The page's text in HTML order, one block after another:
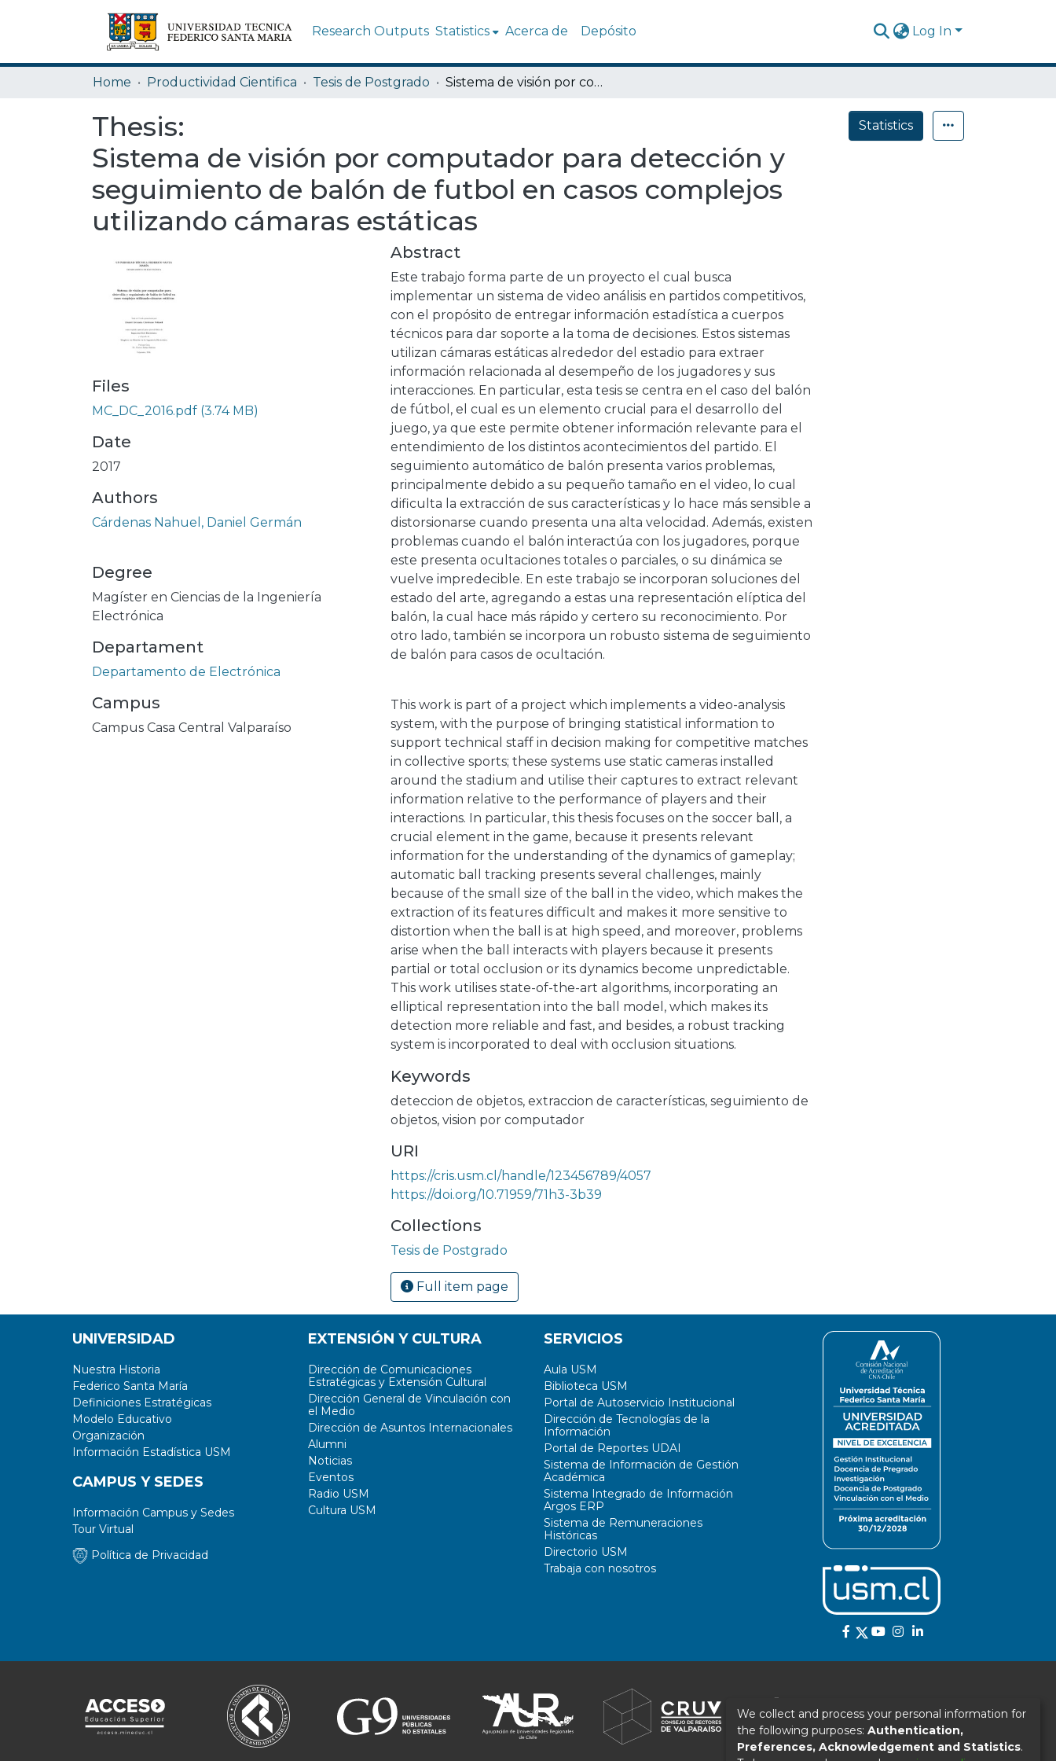
Research Outputs Statistics Acerca de Depósito Log In
Home Productividad Cientifica Tesis de Postgrado Sistema de visión por computador para detección y seguimiento de balón de futbol en casos complejos utilizando cámaras estáticas
Thesis:
Sistema de visión por computador para detección y
seguimiento de balón de futbol en casos complejos
utilizando cámaras estáticas
Statistics
Files
MC_DC_2016.pdf (3.74 MB)
Date
2017
Authors
Cárdenas Nahuel, Daniel Germán
Degree
Magíster en Ciencias de la Ingeniería
Electrónica
Departament
Departamento de Electrónica
Campus
Campus Casa Central Valparaíso
Abstract
Este trabajo forma parte de un proyecto el cual busca
implementar un sistema de video análisis en partidos competitivos,
con el propósito de entregar información estadística a cuerpos
técnicos para dar soporte a la toma de decisiones. Estos sistemas
utilizan cámaras estáticas alrededor del estadio para extraer
información relacionada al desempeño de los jugadores y sus
interacciones. En particular, esta tesis se centra en el caso del balón
de fútbol, el cual es un elemento crucial para el desarrollo del
juego, ya que este permite obtener información relevante para el
entendimiento de los distintos acontecimientos del partido. El
seguimiento automático de balón presenta varios problemas,
principalmente debido a su pequeño tamaño en el video, lo cual
dificulta la extracción de sus características y lo hace más sensible a
distorsionarse cuando presenta una alta velocidad. Además, existen
problemas cuando el balón interactúa con los jugadores, porque
este presenta ocultaciones totales o parciales, o su dinámica se
vuelve impredecible. En este trabajo se incorporan soluciones del
estado del arte, agregando a estas una representación elíptica del
balón, la cual hace más rápido y certero su reconocimiento. Por
otro lado, también se incorpora un robusto sistema de seguimiento
de balón para casos de ocultación.
This work is part of a project which implements a video-analysis
system, with the purpose of bringing statistical information to
support technical staff in decision making for competitive matches
in collective sports; these systems use static cameras installed
around the stadium and utilise their captures to extract relevant
information relative to the performance of players and their
interactions. In particular, this thesis focuses on the soccer ball, a
crucial element in the game, because it presents relevant
information for the understanding of the dynamics of gameplay;
automatic ball tracking presents several challenges, mainly
because of the small size of the ball in the video, which makes the
extraction of its features difficult and makes it more sensitive to
distortion when the ball is at high speed, and moreover, problems
arise when the ball interacts with players because it presents
partial or total occlusion or its dynamics become unpredictable.
This work utilises state-of-the-art algorithms, incorporating an
elliptical representation into the ball model, which makes its
detection more reliable and fast, and besides, a robust tracking
system is incorporated to deal with occlusion situations.
Keywords
deteccion de objetos, extraccion de características, seguimiento de
objetos, vision por computador
URI
https://cris.usm.cl/handle/123456789/4057
https://doi.org/10.71959/71h3-3b39
Collections
Tesis de Postgrado
Full item page
UNIVERSIDAD
Nuestra Historia
Federico Santa María
Definiciones Estratégicas
Modelo Educativo
Organización
Información Estadística USM
CAMPUS Y SEDES
Información Campus y Sedes
Tour Virtual
Política de Privacidad
EXTENSIÓN Y CULTURA
Dirección de Comunicaciones
Estratégicas y Extensión Cultural
Dirección General de Vinculación con
el Medio
Dirección de Asuntos Internacionales
Alumni
Noticias
Eventos
Radio USM
Cultura USM
SERVICIOS
Aula USM
Biblioteca USM
Portal de Autoservicio Institucional
Dirección de Tecnologías de la
Información
Portal de Reportes UDAI
Sistema de Información de Gestión
Académica
Sistema Integrado de Información
Argos ERP
Sistema de Remuneraciones
Históricas
Directorio USM
Trabaja con nosotros
We collect and process your personal information for
the following purposes: Authentication,
Preferences, Acknowledgement and Statistics.